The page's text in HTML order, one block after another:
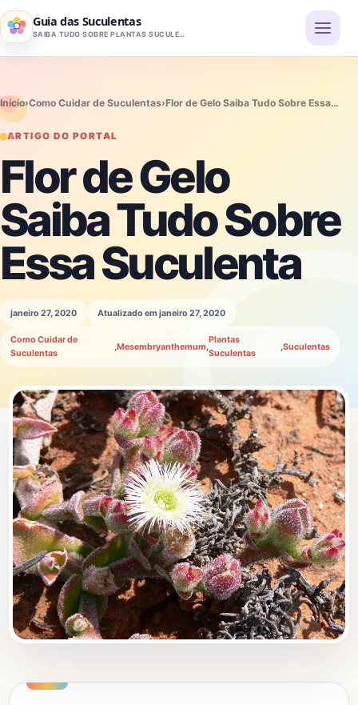
Pular para o conteúdo
Guia das Suculentas
SAIBA TUDO SOBRE PLANTAS SUCULENTAS
Início›Como Cuidar de Suculentas›Flor de Gelo Saiba Tudo Sobre Essa…
ARTIGO DO PORTAL
Flor de Gelo
Saiba Tudo Sobre
Essa Suculenta
janeiro 27, 2020 Atualizado em janeiro 27, 2020
Como Cuidar de
Suculentas
,Mesembryanthemum
Plantas
Suculentas
Suculentas